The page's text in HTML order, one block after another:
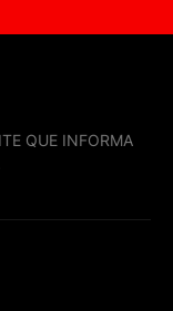
QUE INFORMA